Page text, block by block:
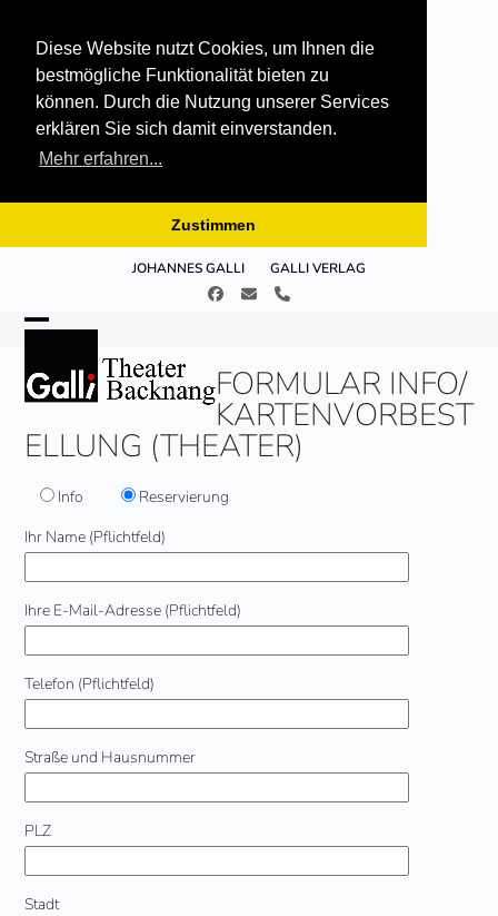
Diese Website nutzt Cookies, um Ihnen die
bestmögliche Funktionalität bieten zu
können. Durch die Nutzung unserer Services
erklären Sie sich damit einverstanden.
Mehr erfahren...
Zustimmen
JOHANNES GALLI GALLI VERLAG
Facebook
E- Telefon
mobile
mobile
FORMULAR INFO/
KARTENVORBEST
ELLUNG (THEATER)
Info
Reservierung
Ihr Name (Pflichtfeld)
Ihre E-Mail-Adresse (Pflichtfeld)
Telefon (Pflichtfeld)
Straße und Hausnummer
PLZ
Stadt